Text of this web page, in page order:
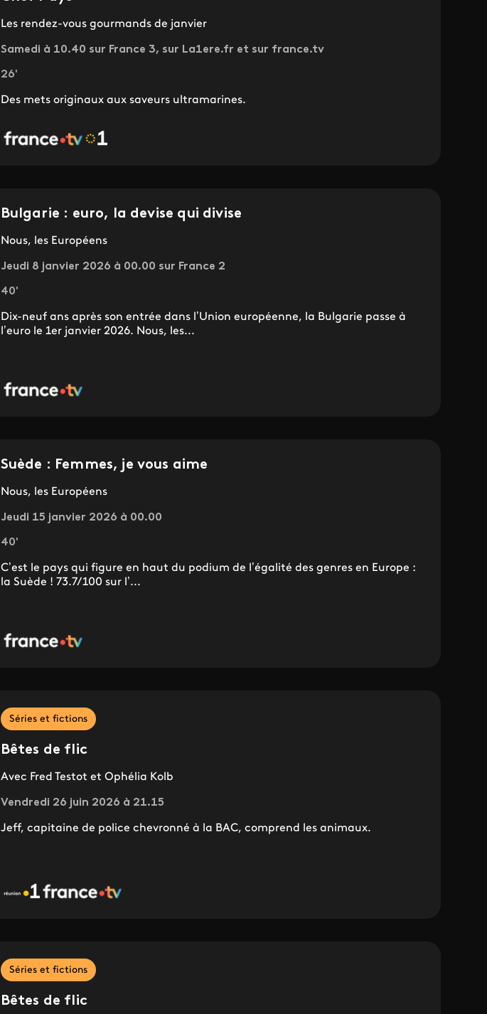
Les rendez-vous gourmands de janvier
Samedi à 10.40 sur France 3, sur La1ere.fr et sur france.tv
26'
Des mets originaux aux saveurs ultramarines.
Bulgarie : euro, la devise qui divise
Nous, les Européens
Jeudi 8 janvier 2026 à 00.00 sur France 2
40'
Dix-neuf ans après son entrée dans l’Union européenne, la Bulgarie passe à
l’euro le 1er janvier 2026. Nous, les...
Suède : Femmes, je vous aime
Nous, les Européens
Jeudi 15 janvier 2026 à 00.00
40'
C’est le pays qui figure en haut du podium de l’égalité des genres en Europe :
la Suède ! 73.7/100 sur l’...
Séries et fictions
Bêtes de flic
Avec Fred Testot et Ophélia Kolb
Vendredi 26 juin 2026 à 21.15
Jeff, capitaine de police chevronné à la BAC, comprend les animaux.
Séries et fictions
Bêtes de flic